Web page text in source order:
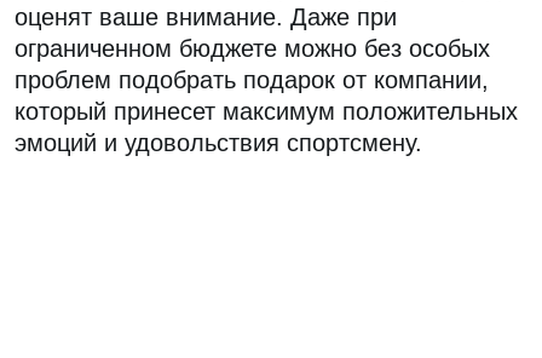
оценят ваше внимание. Даже при
ограниченном бюджете можно без особых
проблем подобрать подарок от компании,
который принесет максимум положительных
эмоций и удовольствия спортсмену.